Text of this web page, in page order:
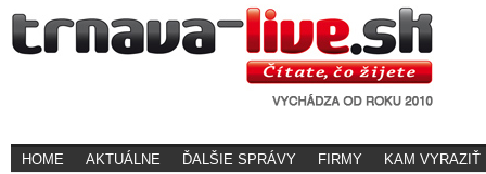
HOME AKTUÁLNE ĎALŠIE SPRÁVY FIRMY KAM VYRAZIŤ